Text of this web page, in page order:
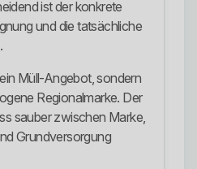
ist der konkrete
und die tatsächliche
Müll-Angebot, sondern
Regionalmarke. Der
sauber zwischen Marke,
Grundversorgung